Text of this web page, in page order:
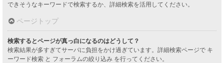
できそうなキーワードで検索するか、詳細検索を活用してください。
ページトップ
検索するとページが真っ白になるのはどうして？
検索結果が多すぎてサーバに負担をかけ過ぎています。詳細検索ページで キ
ーワード検索 と フォーラムの絞り込み を行ってください。